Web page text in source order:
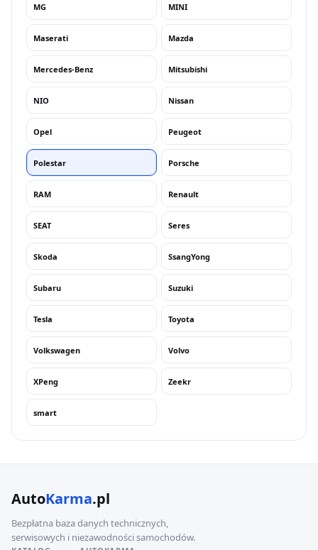
MG MINI
Maserati Mazda
Mercedes-Benz Mitsubishi
NIO Nissan
Opel Peugeot
Polestar Porsche
RAM Renault
SEAT Seres
Skoda SsangYong
Subaru Suzuki
Tesla Toyota
Volkswagen Volvo
XPeng Zeekr
smart
AutoKarma.pl
Bezpłatna baza danych technicznych,
serwisowych i niezawodności samochodów.